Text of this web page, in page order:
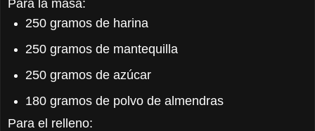
Para la masa:
250 gramos de harina
250 gramos de mantequilla
250 gramos de azúcar
180 gramos de polvo de almendras
Para el relleno: